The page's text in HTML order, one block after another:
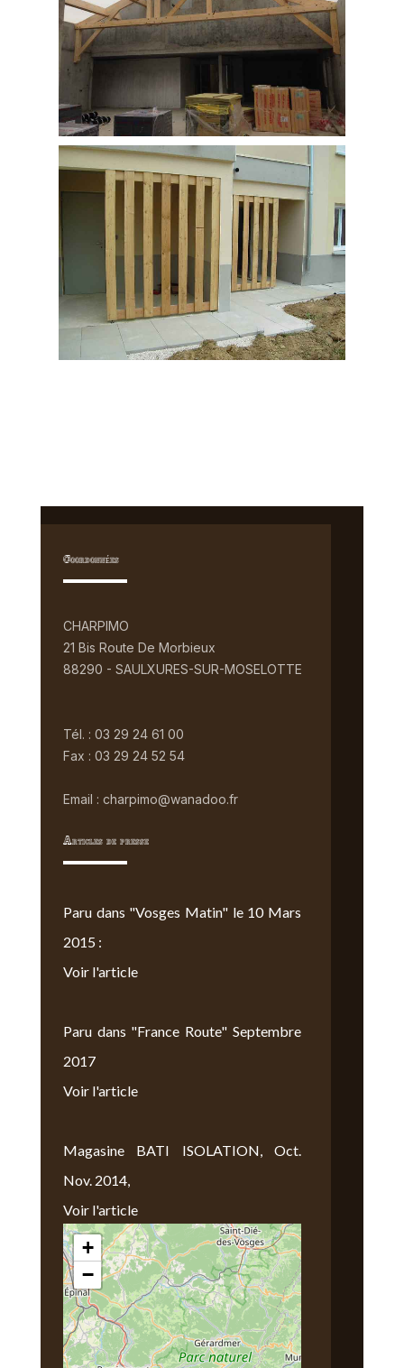
Coordonnées
CHARPIMO
21 Bis Route De Morbieux
88290 - SAULXURES-SUR-MOSELOTTE
Tél. : 03 29 24 61 00
Fax : 03 29 24 52 54
Email : charpimo@wanadoo.fr
Articles de presse
Paru dans "Vosges Matin" le 10 Mars
2015 :
Voir l'article
Paru dans "France Route" Septembre
2017
Voir l'article
Magasine BATI ISOLATION, Oct.
Nov. 2014,
Voir l'article
Nous Trouver
+
−